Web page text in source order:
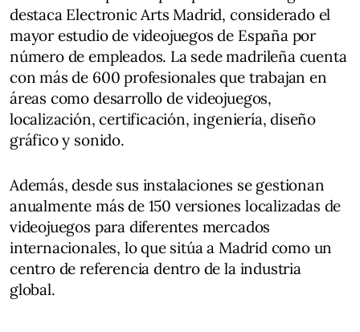
destaca Electronic Arts Madrid, considerado el
mayor estudio de videojuegos de España por
número de empleados. La sede madrileña cuenta
con más de 600 profesionales que trabajan en
áreas como desarrollo de videojuegos,
localización, certificación, ingeniería, diseño
gráfico y sonido.
Además, desde sus instalaciones se gestionan
anualmente más de 150 versiones localizadas de
videojuegos para diferentes mercados
internacionales, lo que sitúa a Madrid como un
centro de referencia dentro de la industria
global.